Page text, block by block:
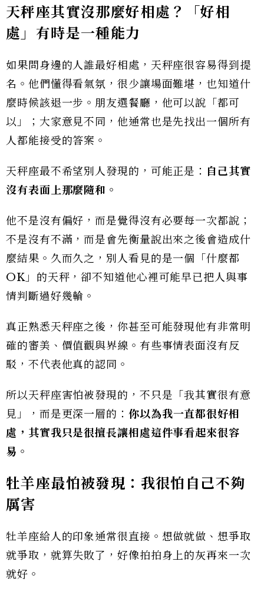
天秤座其實沒那麼好相處？「好相
處」有時是一種能力
如果問身邊的人誰最好相處，天秤座很容易得到提
名。他們懂得看氣氛，很少讓場面難堪，也知道什
麼時候該退一步。朋友選餐廳，他可以說「都可
以」；大家意見不同，他通常也是先找出一個所有
人都能接受的答案。
天秤座最不希望別人發現的，可能正是： 自己其實
沒有表面上那麼隨和。
他不是沒有偏好，而是覺得沒有必要每一次都說；
不是沒有不滿，而是會先衡量說出來之後會造成什
麼結果。久而久之，別人看見的是一個「什麼都
OK」的天秤，卻不知道他心裡可能早已把人與事
情判斷過好幾輪。
真正熟悉天秤座之後，你甚至可能發現他有非常明
確的審美、價值觀與界線。有些事情表面沒有反
駁，不代表他真的認同。
所以天秤座害怕被發現的，不只是「我其實很有意
見」，而是更深一層的： 你以為我一直都很好相
處，其實我只是很擅長讓相處這件事看起來很容
易。
牡羊座最怕被發現：我很怕自己不夠
厲害
牡羊座給人的印象通常很直接。想做就做、想爭取
就爭取，就算失敗了，好像拍拍身上的灰再來一次
就好。